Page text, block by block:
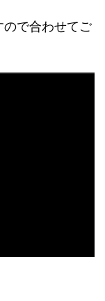
で合わせてご